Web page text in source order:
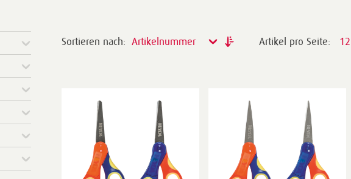
Sortieren nach: Artikelnummer Artikel pro Seite: 12